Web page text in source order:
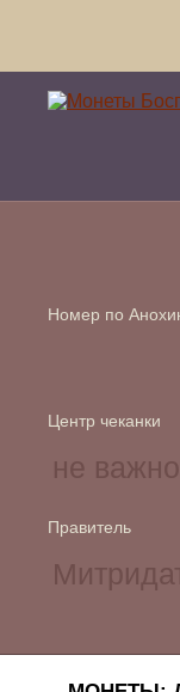
Номер по
Центр чеканки
Правитель